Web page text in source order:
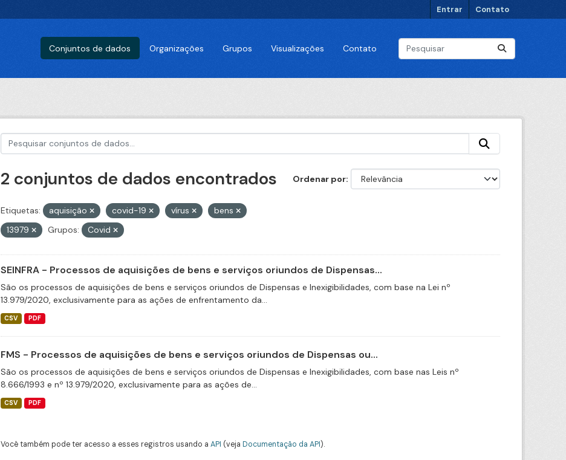
Entrar Contato
Conjuntos de dados Organizações Grupos Visualizações Contato
Ordenar por
2 conjuntos de dados encontrados
Etiquetas: aquisição covid-19 vírus
bens
13979
Grupos: Covid
SEINFRA - Processos de aquisições de bens e serviços oriundos de Dispensas...
São os processos de aquisições de bens e serviços oriundos de Dispensas e Inexigibilidades, com base na Lei nº
13.979/2020, exclusivamente para as ações de enfrentamento da...
CSV PDF
FMS - Processos de aquisições de bens e serviços oriundos de Dispensas ou...
São os processos de aquisições de bens e serviços oriundos de Dispensas e Inexigibilidades, com base nas Leis nº
8.666/1993 e nº 13.979/2020, exclusivamente para as ações de...
CSV PDF
Você também pode ter acesso a esses registros usando a API (veja Documentação da API).